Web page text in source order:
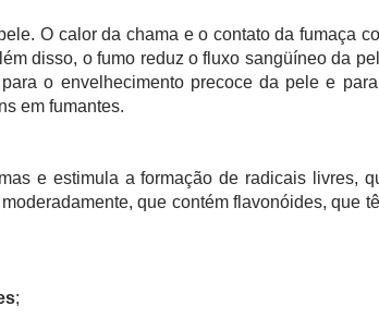
O calor da chama e o contato da fumaça
disso, o fumo reduz o fluxo sangüíneo da
o envelhecimento precoce da pele e
em fumantes.
e estimula a formação de radicais livres,
que contém flavonóides, que
;